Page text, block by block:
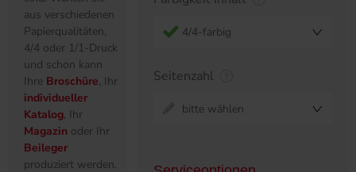
aus verschiedenen
Papierqualitäten,
4/4 oder 1/1-Druck
und schon kann
Ihre Broschüre, Ihr
individueller
Katalog, Ihr
Magazin oder Ihr
Beileger
produziert werden.
4/4-farbig
Seitenzahl
bitte wählen